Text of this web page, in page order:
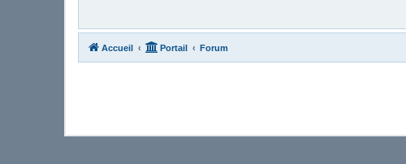
Accueil Portail Forum